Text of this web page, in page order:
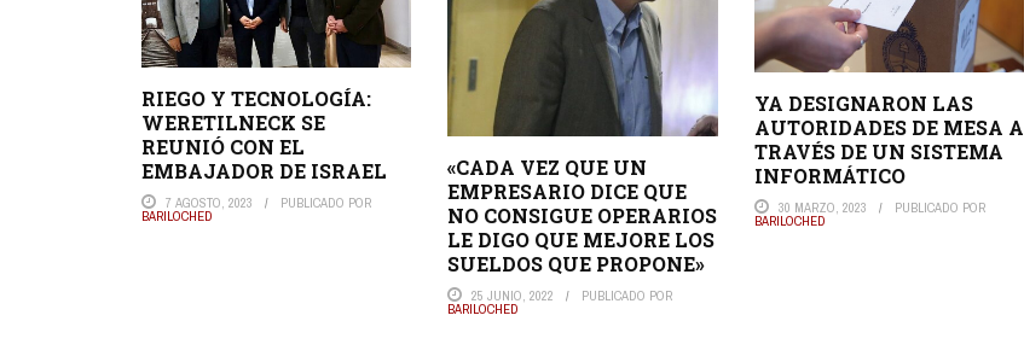
RIEGO Y TECNOLOGÍA:
WERETILNECK SE
REUNIÓ CON EL
EMBAJADOR DE ISRAEL
7 AGOSTO, 2023 PUBLICADO POR
BARILOCHED
«CADA VEZ QUE UN
EMPRESARIO DICE QUE
NO CONSIGUE OPERARIOS
LE DIGO QUE MEJORE LOS
SUELDOS QUE PROPONE»
25 JUNIO, 2022 PUBLICADO POR
BARILOCHED
YA DESIGNARON LAS
AUTORIDADES DE MESA A
TRAVÉS DE UN SISTEMA
INFORMÁTICO
30 MARZO, 2023 PUBLICADO POR
BARILOCHED